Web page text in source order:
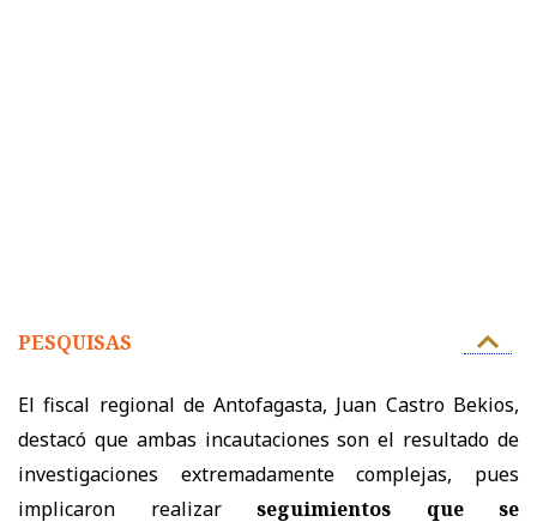
PESQUISAS
El fiscal regional de Antofagasta, Juan Castro Bekios,
destacó que ambas incautaciones son el resultado de
investigaciones extremadamente complejas, pues
implicaron realizar seguimientos que se